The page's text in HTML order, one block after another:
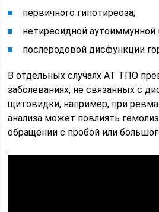
первичного гипотиреоза;
нетиреоидной аутоиммунной
послеродовой дисфункции
В отдельных случаях АТ ТПО
заболеваниях, не связанных с
щитовидки, например, при
анализа может повлиять
обращении с пробой или